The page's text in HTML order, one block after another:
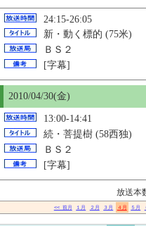
24:15-26:05
新・動く標的 (75米)
ＢＳ２
[字幕]
2010/04/30(金)
13:00-14:41
続・菩提樹 (58西独)
ＢＳ２
[字幕]
放送本
<< 前月 １月 ２月 ３月 ４月 ５月